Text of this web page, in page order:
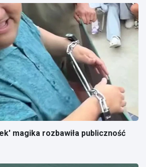
magika rozbawiła publiczność